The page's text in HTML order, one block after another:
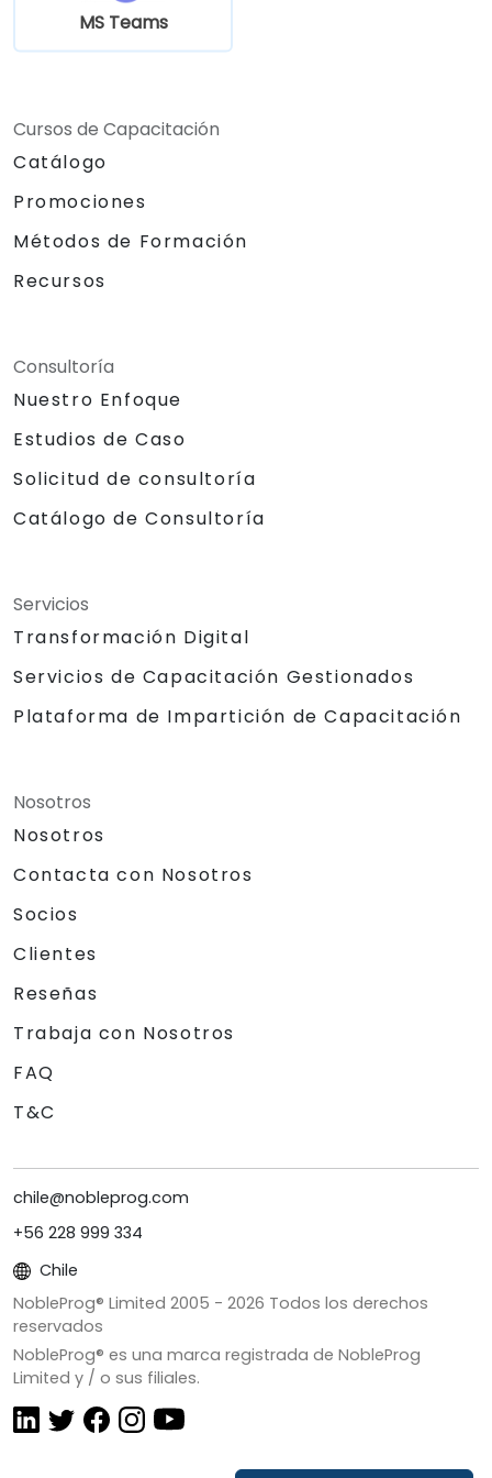
electrónico y por Teams.
real dentro de Teams y Outlook, incluida
la gestión de versiones de archivos y su
recuperación.
Crear, personalizar y gestionar Lists para
con miembros del equipo e integrar Lists
con Outlook y OneDrive.
entorno de trabajo productivo e
integrado, reduciendo tareas
redundantes y mejorando la eficiencia del
flujo de trabajo.
MS Teams
Cursos de Capacitación
Catálogo
Promociones
Métodos de Formación
Recursos
Consultoría
Nuestro Enfoque
Estudios de Caso
Solicitud de consultoría
Catálogo de Consultoría
Servicios
Transformación Digital
Servicios de Capacitación Gestionados
Plataforma de Impartición de Capacitación
Nosotros
Nosotros
Contacta con Nosotros
Socios
Clientes
Reseñas
Trabaja con Nosotros
FAQ
T&C
chile@nobleprog.com
+56 228 999 334
Chile
NobleProg® Limited 2005 - 2026 Todos los derechos
reservados
NobleProg® es una marca registrada de NobleProg
Limited y / o sus filiales.